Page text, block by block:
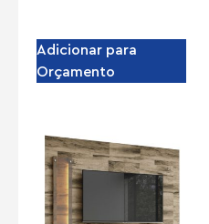
Adicionar para
Orçamento